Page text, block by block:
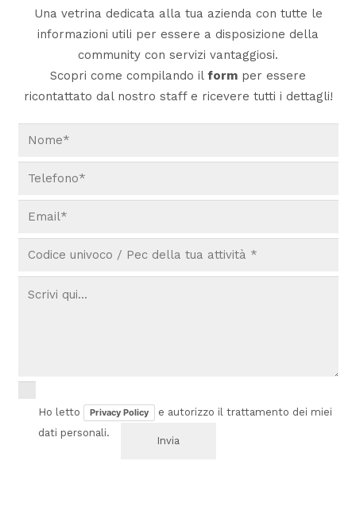
Una vetrina dedicata alla tua azienda con tutte le
informazioni utili per essere a disposizione della
community con servizi vantaggiosi.
Scopri come compilando il form per essere
ricontattato dal nostro staff e ricevere tutti i dettagli!
Ho letto Privacy Policy
e autorizzo il trattamento dei miei
dati personali.